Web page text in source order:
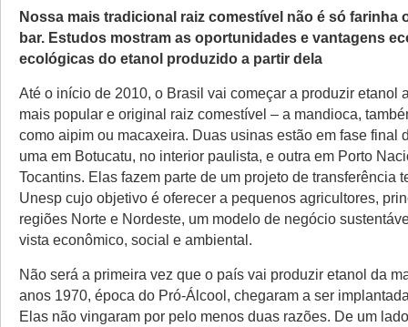
Nossa mais tradicional raiz comestível não é só farinha
bar. Estudos mostram as oportunidades e vantagens
ecológicas do etanol produzido a partir dela
Até o início de 2010, o Brasil vai começar a produzir etanol
mais popular e original raiz comestível – a mandioca,
como aipim ou macaxeira. Duas usinas estão em fase final
uma em Botucatu, no interior paulista, e outra em Porto
Tocantins. Elas fazem parte de um projeto de transferência
Unesp cujo objetivo é oferecer a pequenos agricultores,
regiões Norte e Nordeste, um modelo de negócio
vista econômico, social e ambiental.
Não será a primeira vez que o país vai produzir etanol da
anos 1970, época do Pró-Álcool, chegaram a ser
Elas não vingaram por pelo menos duas razões. De um